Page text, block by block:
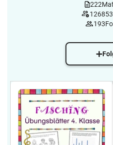
222
126853
193